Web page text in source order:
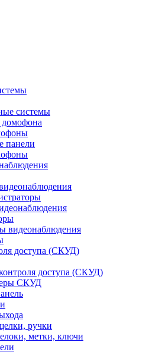
системы
панели
видеонаблюдения
доступа (СКУД)
доступа (СКУД)
СКУД
ручки
метки, ключи